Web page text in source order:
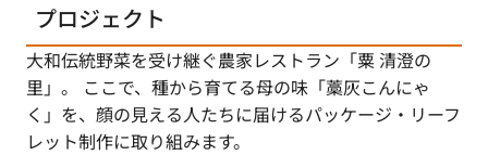
プロジェクト
大和伝統野菜を受け継ぐ農家レストラン「粟 清澄の
里」。 ここで、種から育てる母の味「藁灰こんにゃ
く」を、顔の見える人たちに届けるパッケージ・リーフ
レット制作に取り組みます。